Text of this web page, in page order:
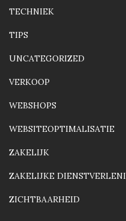
TECHNIEK
TIPS
UNCATEGORIZED
VERKOOP
WEBSHOPS
WEBSITEOPTIMALISATIE
ZAKELIJK
ZAKELIJKE
ZICHTBAARHEID